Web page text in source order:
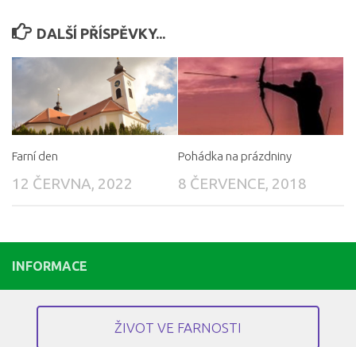
DALŠÍ PŘÍSPĚVKY...
Farní den
12 ČERVNA, 2022
Pohádka na prázdniny
8 ČERVENCE, 2018
INFORMACE
ŽIVOT VE FARNOSTI